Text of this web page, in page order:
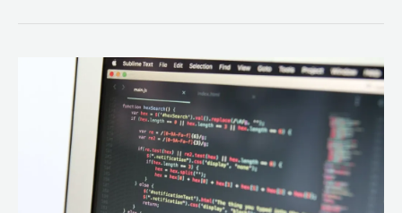
Models
revolucionando
desenvolvimento